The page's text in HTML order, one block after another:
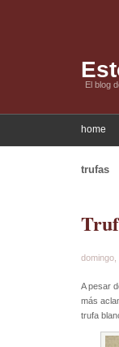
El blog
home
trufas
domingo,
A pesar
más
trufa